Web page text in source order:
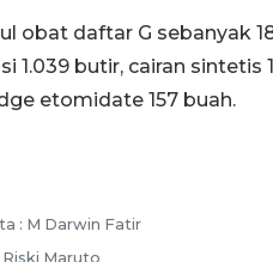
obat daftar G sebanyak
1.039 butir, cairan
etomidate 157 buah.
: M Darwin Fatir
Riski Maruto